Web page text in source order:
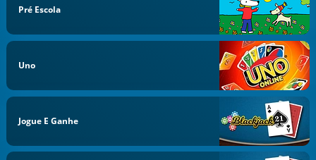
Pré Escola
Uno
Jogue E Ganhe